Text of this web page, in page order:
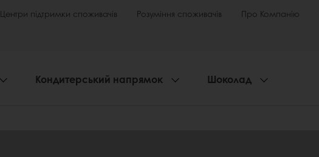
Центри підтримки споживачів Розуміння споживачів Про Компанію
Кондитерський напрямок Шоколад